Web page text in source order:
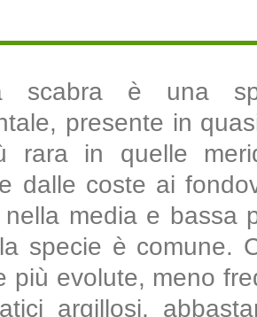
scabra è una
presente in
rara in quelle
dalle coste ai
nella media e bassa
specie è comune.
più evolute, meno
argillosi,